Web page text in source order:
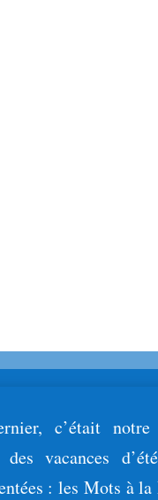
c’était notre
vacances
: les Mots à